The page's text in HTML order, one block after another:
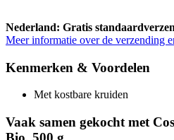
Nederland: Gratis
Meer informatie over de verzending
Kenmerken & Voordelen
Met kostbare kruiden
Vaak samen gekocht met